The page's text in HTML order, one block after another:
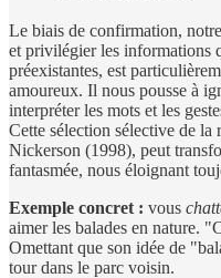
Le biais de confirmation,
et privilégier les informations
préexistantes, est
amoureux. Il nous pousse à
interpréter les mots et les
Cette sélection sélective de la
Nickerson (1998), peut
fantasmée, nous éloignant
Exemple concret : vous
aimer les balades en nature.
Omettant que son idée de
tour dans le parc voisin.